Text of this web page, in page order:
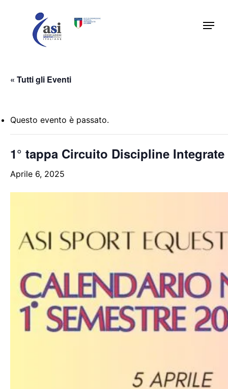
Menu
« Tutti gli Eventi
Questo evento è passato.
1° tappa Circuito Discipline Integrate
Aprile 6, 2025